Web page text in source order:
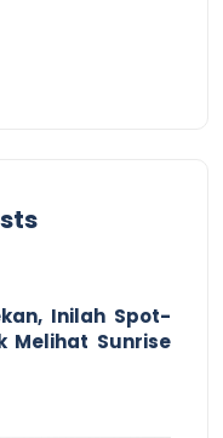
Inilah Spot-
Melihat Sunrise